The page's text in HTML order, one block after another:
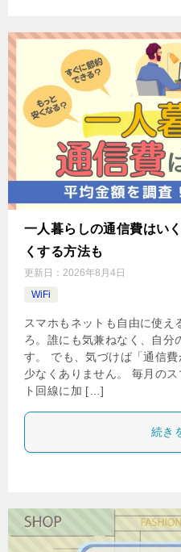
一人暮らしの通信費はい
くする方法も
更新日： 2026年8月4日
WiFi
スマホもネットも自由に使え
ろ。誰にも気兼ねなく、自分
す。 でも、気づけば「通信
少なくありません。 毎月の
ト回線に加 […]
続き